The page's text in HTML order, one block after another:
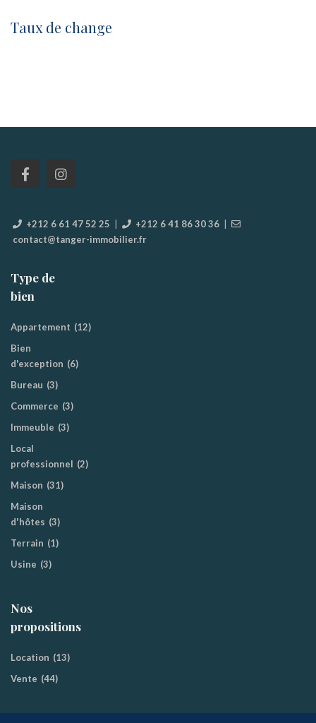
Taux de change
+212 6 61 47 52 25 | +212 6 41 86 30 36 |
contact@tanger-immobilier.fr
Type de
bien
Appartement (12)
Bien
d'exception (6)
Bureau (3)
Commerce (3)
Immeuble (3)
Local
professionnel (2)
Maison (31)
Maison
d'hôtes (3)
Terrain (1)
Usine (3)
Nos
propositions
Location (13)
Vente (44)